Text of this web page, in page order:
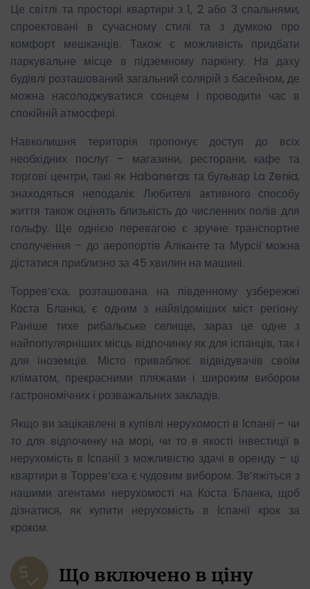
Це світлі та просторі квартири з 1, 2 або 3 спальнями,
спроектовані в сучасному стилі та з думкою про
комфорт мешканців. Також є можливість придбати
паркувальне місце в підземному паркінгу. На даху
будівлі розташований загальний солярій з басейном, де
можна насолоджуватися сонцем і проводити час в
спокійній атмосфері.
Навколишня територія пропонує доступ до всіх
необхідних послуг – магазини, ресторани, кафе та
торгові центри, такі як Habaneras та бульвар La Zenia,
знаходяться неподалік. Любителі активного способу
життя також оцінять близькість до численних полів для
гольфу. Ще однією перевагою є зручне транспортне
сполучення – до аеропортів Аліканте та Мурсії можна
дістатися приблизно за 45 хвилин на машині.
Торрев’єха, розташована на південному узбережжі
Коста Бланка, є одним з найвідоміших міст регіону.
Раніше тихе рибальське селище, зараз це одне з
найпопулярніших місць відпочинку як для іспанців, так і
для іноземців. Місто приваблює відвідувачів своїм
кліматом, прекрасними пляжами і широким вибором
гастрономічних і розважальних закладів.
Якщо ви зацікавлені в купівлі нерухомості в Іспанії – чи
то для відпочинку на морі, чи то в якості інвестиції в
нерухомість в Іспанії з можливістю здачі в оренду – ці
квартири в Торрев’єха є чудовим вибором. Зв’яжіться з
нашими агентами нерухомості на Коста Бланка, щоб
дізнатися, як купити нерухомість в Іспанії крок за
кроком.
Що включено в ціну